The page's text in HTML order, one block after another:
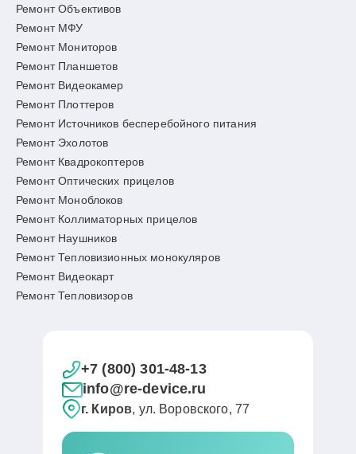
Ремонт Объективов
Ремонт МФУ
Ремонт Мониторов
Ремонт Планшетов
Ремонт Видеокамер
Ремонт Плоттеров
Ремонт Источников бесперебойного питания
Ремонт Эхолотов
Ремонт Квадрокоптеров
Ремонт Оптических прицелов
Ремонт Моноблоков
Ремонт Коллиматорных прицелов
Ремонт Наушников
Ремонт Тепловизионных монокуляров
Ремонт Видеокарт
Ремонт Тепловизоров
+7 (800) 301-48-13
info@re-device.ru
г. Киров, ул. Воровского, 77